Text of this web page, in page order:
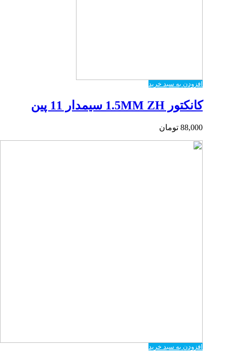
افزودن به سبد خرید
کانکتور 1.5MM ZH سیمدار 11 پین
88,000 تومان
افزودن به سبد خرید